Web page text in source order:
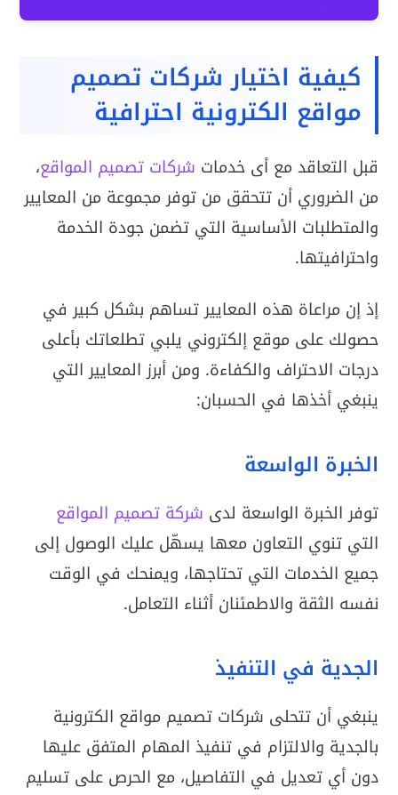
كيفية اختيار شركات تصميم
مواقع الكترونية احترافية
قبل التعاقد مع أى خدمات شركات تصميم المواقع،
من الضروري أن تتحقق من توفر مجموعة من المعايير
والمتطلبات الأساسية التي تضمن جودة الخدمة
واحترافيتها.
إذ إن مراعاة هذه المعايير تساهم بشكل كبير في
حصولك على موقع إلكتروني يلبي تطلعاتك بأعلى
درجات الاحتراف والكفاءة. ومن أبرز المعايير التي
ينبغي أخذها في الحسبان:
الخبرة الواسعة
توفر الخبرة الواسعة لدى شركة تصميم المواقع
التي تنوي التعاون معها يسهّل عليك الوصول إلى
جميع الخدمات التي تحتاجها، ويمنحك في الوقت
نفسه الثقة والاطمئنان أثناء التعامل.
الجدية في التنفيذ
ينبغي أن تتحلى شركات تصميم مواقع الكترونية
بالجدية والالتزام في تنفيذ المهام المتفق عليها
دون أي تعديل في التفاصيل، مع الحرص على تسليم